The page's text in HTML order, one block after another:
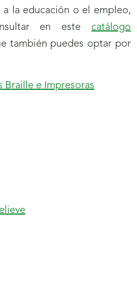
a la educación o el empleo,
en este catálogo
también puedes optar por
Braille e Impresoras